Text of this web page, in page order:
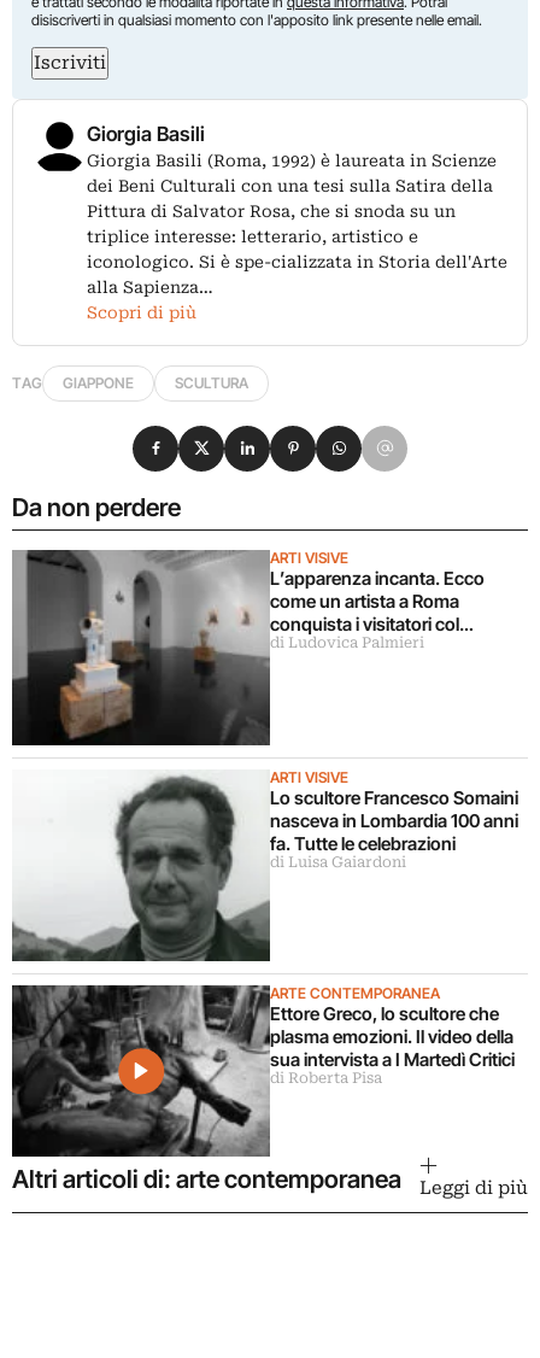
disiscriverti in qualsiasi momento con l'apposito link presente nelle email.
Iscriviti
Giorgia Basili
Giorgia Basili (Roma, 1992) è laureata in Scienze
dei Beni Culturali con una tesi sulla Satira della
Pittura di Salvator Rosa, che si snoda su un
triplice interesse: letterario, artistico e
iconologico. Si è spe-cializzata in Storia dell'Arte
alla Sapienza…
Scopri di più
TAG GIAPPONE SCULTURA
Da non perdere
ARTI VISIVE
L’apparenza incanta. Ecco
come un artista a Roma
conquista i visitatori col
mimetismo
di Ludovica Palmieri
ARTI VISIVE
Lo scultore Francesco Somaini
nasceva in Lombardia 100 anni
fa. Tutte le celebrazioni
di Luisa Gaiardoni
ARTE CONTEMPORANEA
Ettore Greco, lo scultore che
plasma emozioni. Il video della
sua intervista a I Martedì Critici
di Roberta Pisa
Condividi su Facebook
Condividi su X
Condividi su LinkedIn
Condividi su Pinterest
Condividi su WhatsApp
Condividi su Email
Altri articoli di: arte contemporanea Leggi di più